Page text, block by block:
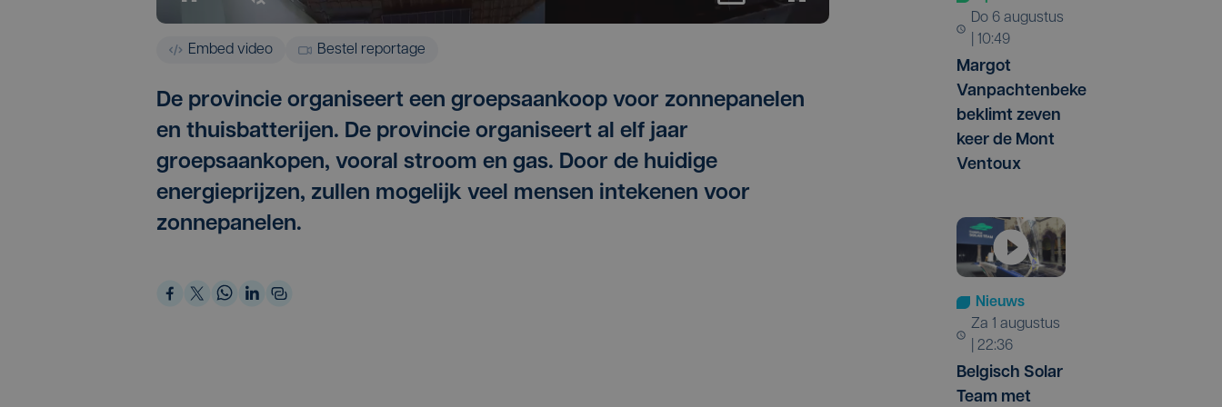
Embed video Bestel reportage
De provincie organiseert een groepsaankoop voor zonnepanelen
en thuisbatterijen. De provincie organiseert al elf jaar
groepsaankopen, vooral stroom en gas. Door de huidige
energieprijzen, zullen mogelijk veel mensen intekenen voor
zonnepanelen.
do 6 augustus
| 10:49
Margot
Vanpachtenbeke
beklimt zeven
keer de Mont
Ventoux
Nieuws
za 1 augustus
| 22:36
Belgisch Solar
Team met